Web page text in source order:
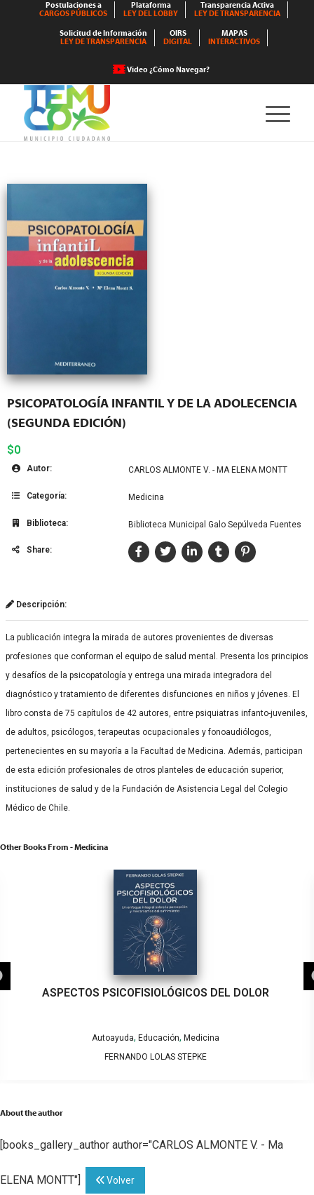
Postulaciones a
CARGOS PÚBLICOS
Plataforma
LEY DEL LOBBY
Transparencia Activa
LEY DE TRANSPARENCIA
Solicitud de Información
LEY DE TRANSPARENCIA
OIRS
DIGITAL
MAPAS
INTERACTIVOS
Video ¿Cómo Navegar?
PSICOPATOLOGÍA INFANTIL Y DE LA ADOLECENCIA
(SEGUNDA EDICIÓN)
$0
Autor: CARLOS ALMONTE V. - MA ELENA MONTT
Categoría: Medicina
Biblioteca: Biblioteca Municipal Galo Sepúlveda Fuentes
Share:
Descripción:
La publicación integra la mirada de autores provenientes de diversas
profesiones que conforman el equipo de salud mental. Presenta los principios
y desafíos de la psicopatología y entrega una mirada integradora del
diagnóstico y tratamiento de diferentes disfunciones en niños y jóvenes. El
libro consta de 75 capítulos de 42 autores, entre psiquiatras infanto-juveniles,
de adultos, psicólogos, terapeutas ocupacionales y fonoaudiólogos,
pertenecientes en su mayoría a la Facultad de Medicina. Además, participan
de esta edición profesionales de otros planteles de educación superior,
instituciones de salud y de la Fundación de Asistencia Legal del Colegio
Médico de Chile.
Other Books From - Medicina
ASPECTOS PSICOFISIOLÓGICOS DEL DOLOR
Autoayuda, Educación, Medicina
FERNANDO LOLAS STEPKE
About the author
[books_gallery_author author="CARLOS ALMONTE V. - Ma
ELENA MONTT"] Volver